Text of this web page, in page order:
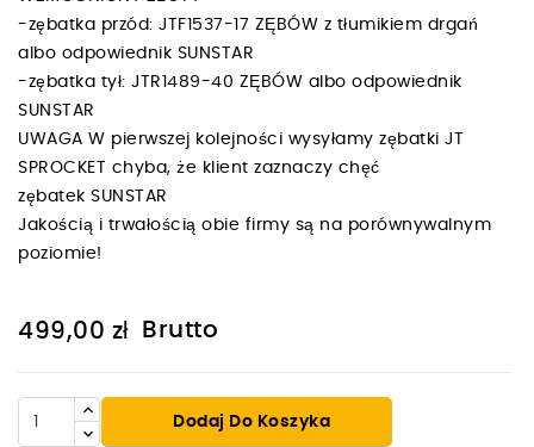
-zębatka przód: JTF1537-17 ZĘBÓW z tłumikiem drgań
albo odpowiednik SUNSTAR
-zębatka tył: JTR1489-40 ZĘBÓW albo odpowiednik
SUNSTAR
UWAGA W pierwszej kolejności wysyłamy zębatki JT
SPROCKET chyba, że klient zaznaczy chęć
zębatek SUNSTAR
Jakością i trwałością obie firmy są na porównywalnym
poziomie!
499,00 zł Brutto
Dodaj Do Koszyka